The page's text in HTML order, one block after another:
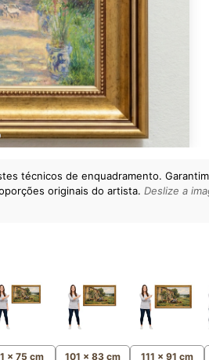
técnicos de enquadramento.
originais do artista. Deslize a
x 75 cm 101 x 83 cm 111 x 91 cm